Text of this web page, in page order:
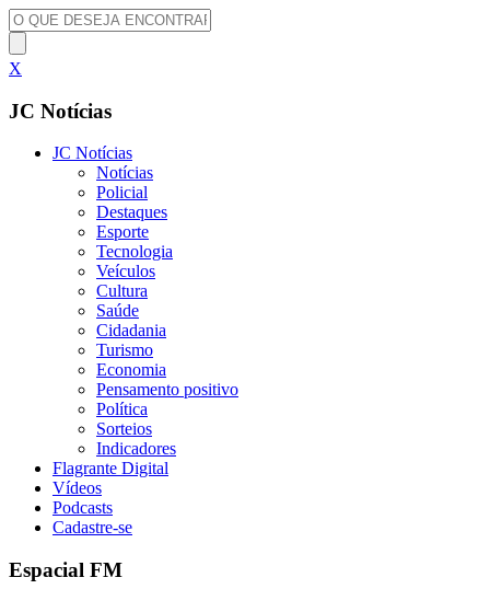
X
JC Notícias
JC Notícias
Notícias
Policial
Destaques
Esporte
Tecnologia
Veículos
Cultura
Saúde
Cidadania
Turismo
Economia
Pensamento positivo
Política
Sorteios
Indicadores
Flagrante Digital
Vídeos
Podcasts
Cadastre-se
Espacial FM